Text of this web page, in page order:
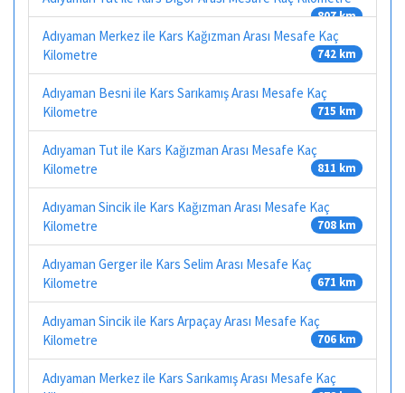
807 km
Adıyaman Merkez ile Kars Kağızman Arası Mesafe Kaç
Kilometre
742 km
Adıyaman Besni ile Kars Sarıkamış Arası Mesafe Kaç
Kilometre
715 km
Adıyaman Tut ile Kars Kağızman Arası Mesafe Kaç
Kilometre
811 km
Adıyaman Sincik ile Kars Kağızman Arası Mesafe Kaç
Kilometre
708 km
Adıyaman Gerger ile Kars Selim Arası Mesafe Kaç
Kilometre
671 km
Adıyaman Sincik ile Kars Arpaçay Arası Mesafe Kaç
Kilometre
706 km
Adıyaman Merkez ile Kars Sarıkamış Arası Mesafe Kaç